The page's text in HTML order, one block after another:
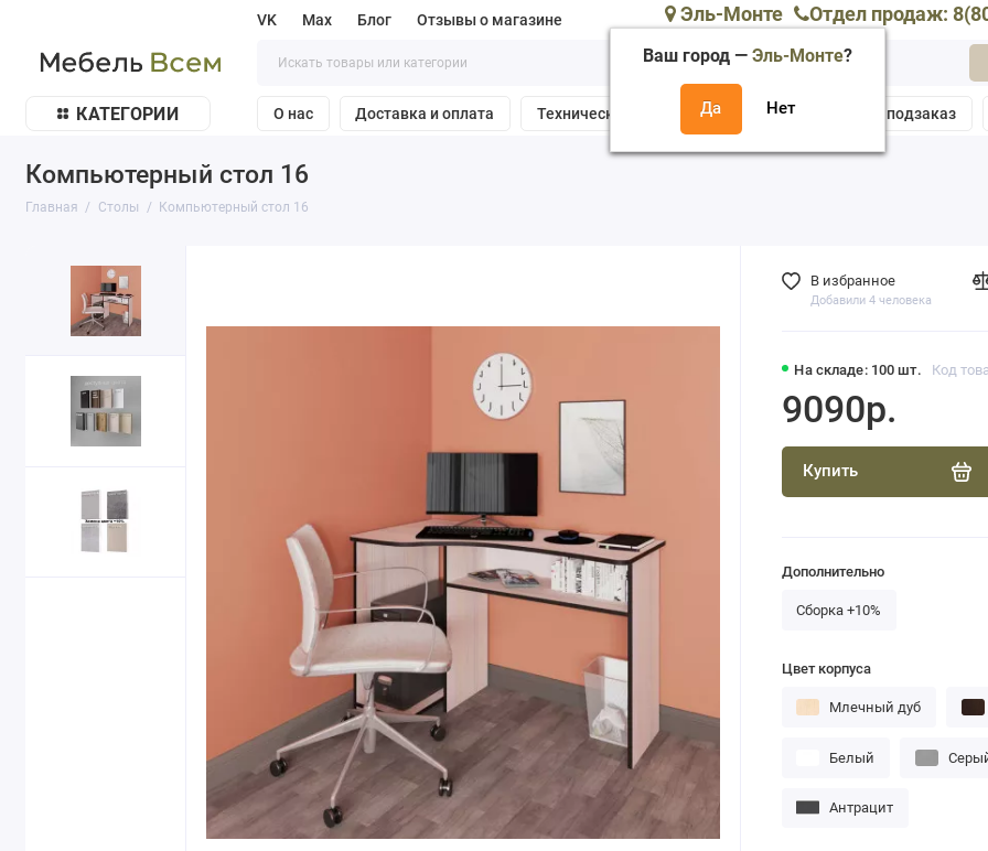
VK Max Блог Отзывы о магазине Эль-Монте
Ваш город —Эль-Монте?
Отдел продаж:
КАТЕГОРИИ О нас Доставка и оплата Техническая поддержка Собрать мебель подзаказ
Компьютерный стол 16
Главная Столы Компьютерный стол 16
На складе: 100 шт. Код
9090р.
Купить
В избранное
Добавили 4 человека
Дополнительно
Сборка +10%
Цвет корпуса
Млечный дуб
Белый
Антрацит